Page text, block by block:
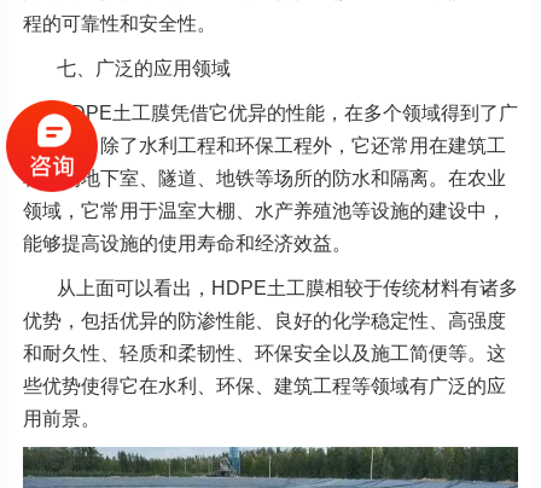
程的可靠性和安全性。
七、广泛的应用领域
HDPE土工膜凭借它优异的性能，在多个领域得到了广
泛应用。除了水利工程和环保工程外，它还常用在建筑工
程中的地下室、隧道、地铁等场所的防水和隔离。在农业
领域，它常用于温室大棚、水产养殖池等设施的建设中，
能够提高设施的使用寿命和经济效益。
从上面可以看出，HDPE土工膜相较于传统材料有诸多
优势，包括优异的防渗性能、良好的化学稳定性、高强度
和耐久性、轻质和柔韧性、环保安全以及施工简便等。这
些优势使得它在水利、环保、建筑工程等领域有广泛的应
用前景。